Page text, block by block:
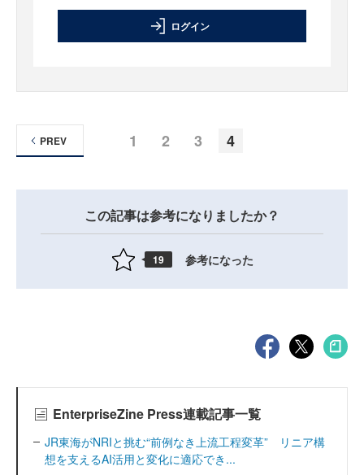
ログイン
1 2 3 4
PREV
この記事は参考になりましたか？
19 参考になった
EnterpriseZine Press連載記事一覧
JR東海がNRIと挑む“前例なき上流工程変革” リニア構
想を支えるAI活用と変化に適応でき...